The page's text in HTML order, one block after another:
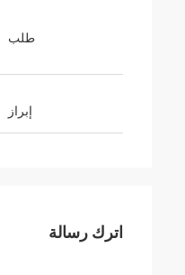
طلب
إبراز
اترك رسالة